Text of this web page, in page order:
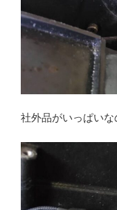
社外品がいっぱい